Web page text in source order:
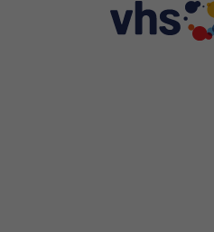
Skip to main content
Skip to page footer